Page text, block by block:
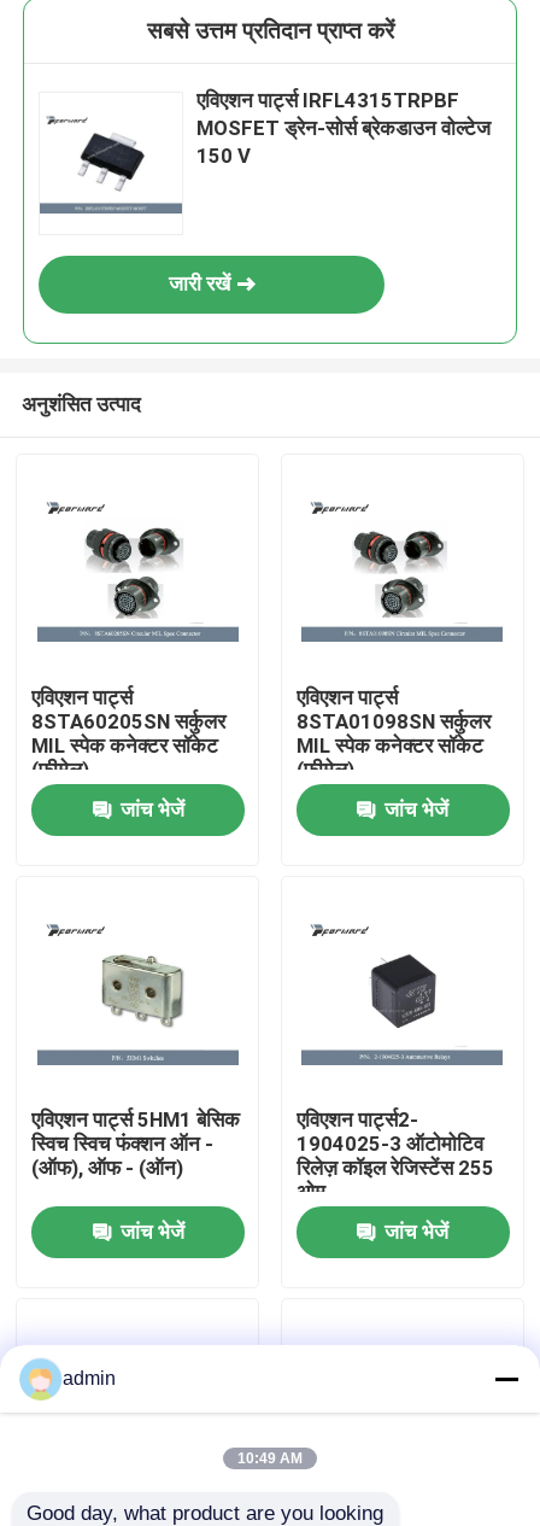
घर
हमारे बारे में
कारखाने का दौरा
गुणवत्ता नियंत्रण
समाचार
एविएशन पार्ट्स
सबसे उत्तम प्रतिदान प्राप्त करें
एविएशन पार्ट्स IRFL4315TRPBF
MOSFET ड्रेन-सोर्स ब्रेकडाउन वोल्टेज
150 V
जारी रखें
अनुशंसित उत्पाद
एविएशन पार्ट्स
8STA60205SN सर्कुलर
MIL स्पेक कनेक्टर सॉकेट
(फीमेल)
जांच भेजें
एविएशन पार्ट्स
8STA01098SN सर्कुलर
MIL स्पेक कनेक्टर सॉकेट
(फीमेल)
जांच भेजें
एविएशन पार्ट्स 5HM1 बेसिक
स्विच स्विच फंक्शन ऑन -
(ऑफ), ऑफ - (ऑन)
जांच भेजें
एविएशन पार्ट्स2-
1904025-3 ऑटोमोटिव
रिलेज़ कॉइल रेजिस्टेंस 255
ओम
जांच भेजें
admin
10:49 AM
Good day, what product are you looking